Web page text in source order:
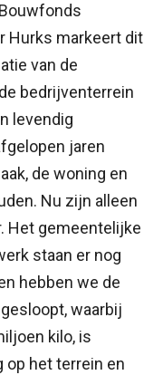
Hurks markeert dit
van de
bedrijventerrein
levendig
jaren
de woning en
Nu zijn alleen
Het gemeentelijke
staan er nog
hebben we de
waarbij
kilo, is
op het terrein en